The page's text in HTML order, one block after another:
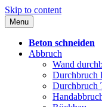
Skip to content
Menu
Beton schneiden
Abbruch
Wand
Durchbruch
Durchbruch